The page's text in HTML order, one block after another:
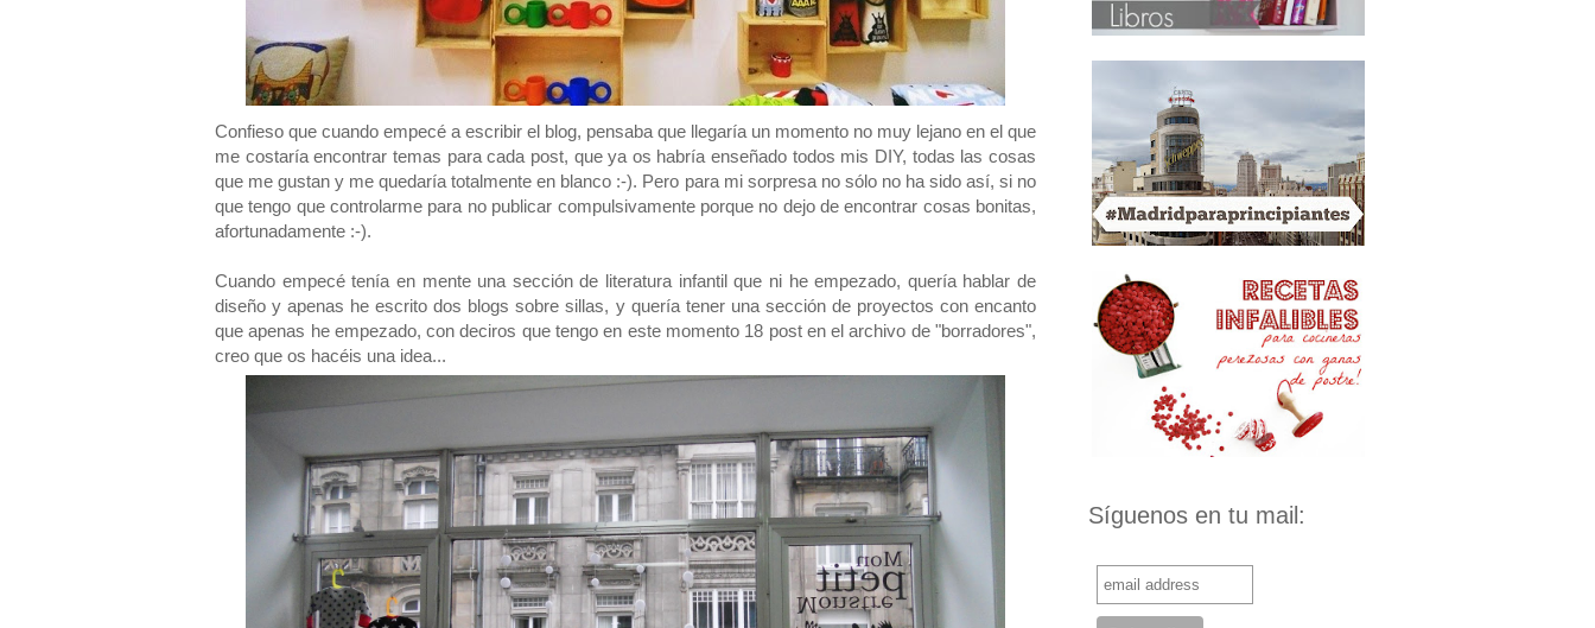
Confieso que cuando empecé a escribir el blog, pensaba que llegaría un momento no muy lejano en el que
me costaría encontrar temas para cada post, que ya os habría enseñado todos mis DIY, todas las cosas
que me gustan y me quedaría totalmente en blanco :-). Pero para mi sorpresa no sólo no ha sido así, si no
que tengo que controlarme para no publicar compulsivamente porque no dejo de encontrar cosas bonitas,
afortunadamente :-).
Cuando empecé tenía en mente una sección de literatura infantil que ni he empezado, quería hablar de
diseño y apenas he escrito dos blogs sobre sillas, y quería tener una sección de proyectos con encanto
que apenas he empezado, con deciros que tengo en este momento 18 post en el archivo de "borradores",
creo que os hacéis una idea...
Síguenos en tu mail: